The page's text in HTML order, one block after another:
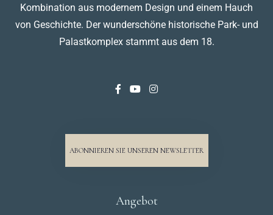
Kombination aus modernem Design und einem Hauch
von Geschichte. Der wunderschöne historische Park- und
Palastkomplex stammt aus dem 18.
ABONNIEREN SIE UNSEREN NEWSLETTER
Angebot